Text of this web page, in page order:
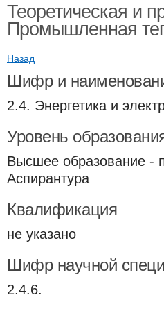
Теоретическая и
Промышленная
Назад
Шифр и
2.4. Энергетика и
Уровень
Высшее образование -
Аспирантура
Квалификация
не указано
Шифр научной
2.4.6.